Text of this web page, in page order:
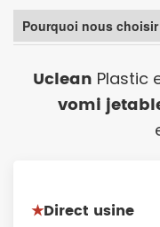
Pourquoi nous
Uclean Plastic
vomi
★Direct usine